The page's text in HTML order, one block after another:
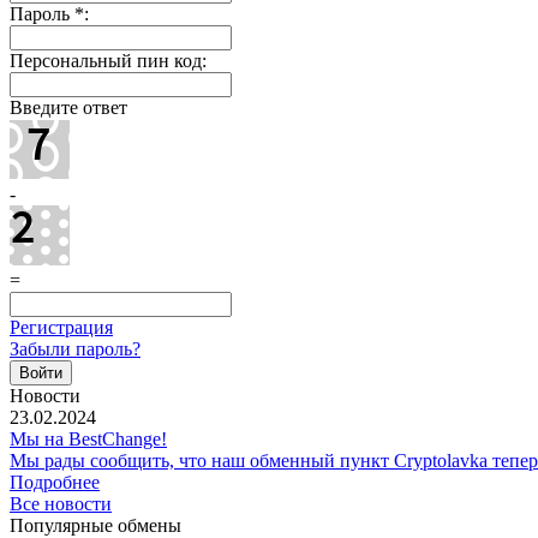
Пароль *:
Персональный пин код:
Введите ответ
-
=
Регистрация
Забыли пароль?
Новости
23.02.2024
Мы на BestChange!
Мы рады сообщить, что наш обменный пункт Cryptolavka
Подробнее
Все новости
Популярные обмены